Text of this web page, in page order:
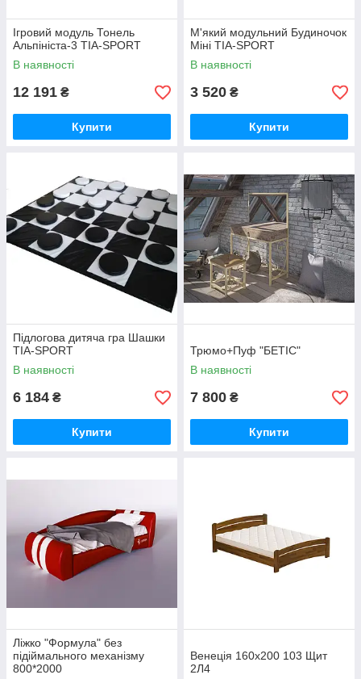
Ігровий модуль Тонель
Альпініста-3 TIA-SPORT
В наявності
12 191 ₴
Купити
М'який модульний Будиночок
Міні TIA-SPORT
В наявності
3 520 ₴
Купити
Підлогова дитяча гра Шашки
TIA-SPORT
В наявності
6 184 ₴
Купити
Трюмо+Пуф "БЕТІС"
В наявності
7 800 ₴
Купити
Ліжко "Формула" без
підіймального механізму
800*2000
Венеція 160х200 103 Щит
2Л4